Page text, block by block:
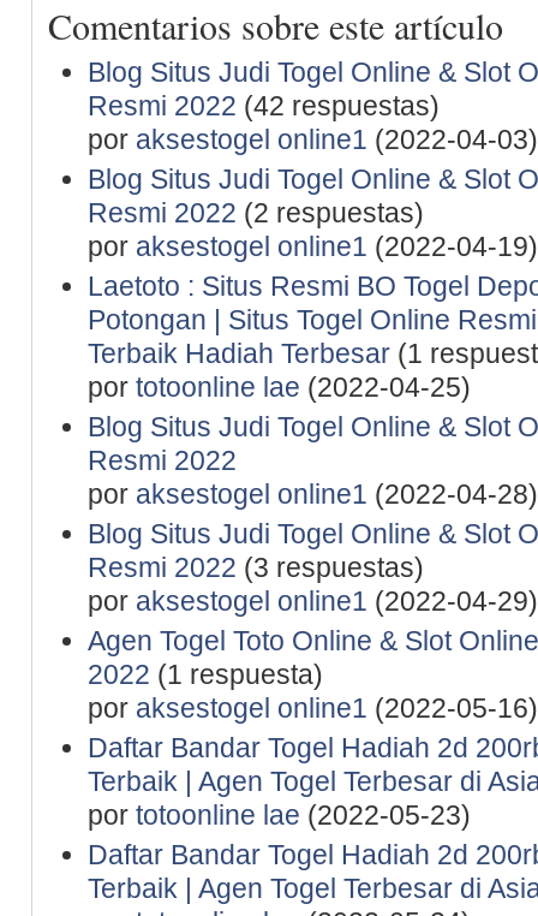
Comentarios sobre este artículo
Blog Situs Judi Togel Online & Slot
Resmi 2022 (42 respuestas)
por aksestogel online1 (2022-04-03)
Blog Situs Judi Togel Online & Slot
Resmi 2022 (2 respuestas)
por aksestogel online1 (2022-04-19)
Laetoto : Situs Resmi BO Togel
Potongan | Situs Togel Online
Terbaik Hadiah Terbesar(1
por totoonline lae (2022-04-25)
Blog Situs Judi Togel Online & Slot
Resmi 2022
por aksestogel online1 (2022-04-28)
Blog Situs Judi Togel Online & Slot
Resmi 2022 (3 respuestas)
por aksestogel online1 (2022-04-29)
Agen Togel Toto Online & Slot
2022 (1 respuesta)
por aksestogel online1 (2022-05-16)
Daftar Bandar Togel Hadiah 2d
Terbaik | Agen Togel Terbesar di
por totoonline lae (2022-05-23)
Daftar Bandar Togel Hadiah 2d
Terbaik | Agen Togel Terbesar di